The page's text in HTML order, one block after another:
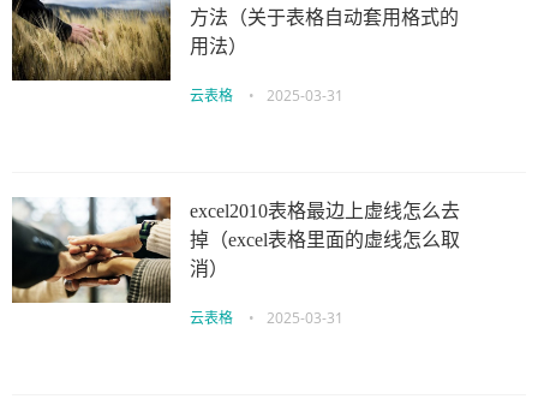
方法（关于表格自动套用格式的
用法）
云表格 • 2025-03-31
excel2010表格最边上虚线怎么去
掉（excel表格里面的虚线怎么取
消）
云表格 • 2025-03-31